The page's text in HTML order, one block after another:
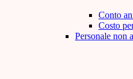
Conto
Costo
Personale non